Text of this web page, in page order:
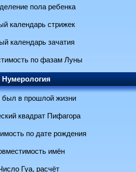
пола ребенка
календарь стрижек
календарь зачатия
по фазам Луны
Нумерология
был в прошлой жизни
квадрат Пифагора
по дате рождения
имён
Гуа, расчёт